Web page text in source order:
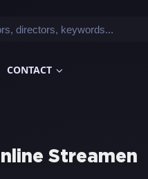
CONTACT
Streamen